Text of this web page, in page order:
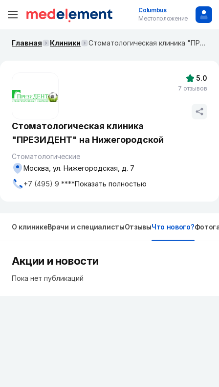
Columbus
Местоположение
Главная Клиники Стоматологическая клиника "ПРЕЗИДЕНТ" на Нижегородской
Стоматологическая клиника
"ПРЕЗИДЕНТ" на Нижегородской
Стоматологические
Москва, ул. Нижегородская, д. 7
+7 (495) 9 ****Показать полностью
5.0
7 отзывов
О клиникеВрачи и специалистыОтзывыЧто нового?
Акции и новости
Пока нет публикаций